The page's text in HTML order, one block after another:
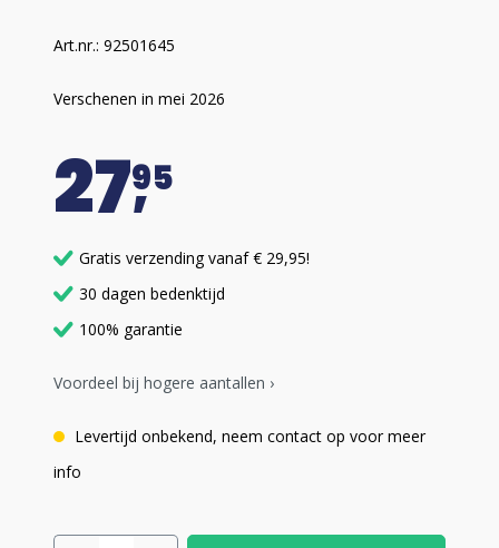
Art.nr.: 92501645
Verschenen in mei 2026
2795
Gratis verzending vanaf € 29,95!
30 dagen bedenktijd
100% garantie
Voordeel bij hogere aantallen ›
Levertijd onbekend, neem contact op voor meer
info